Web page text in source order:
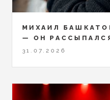
МИХАИЛ
— ОН
31.07.2026